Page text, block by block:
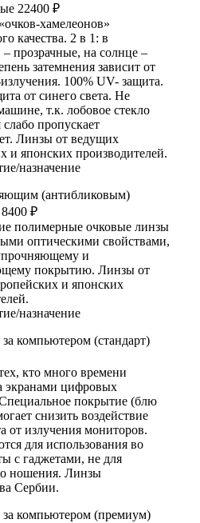
22400 ₽
хамелеонов»
качества. 2 в 1: в
прозрачные, на солнце –
затемнения зависит от
100% UV- защита.
от синего света. Не
т.к. лобовое стекло
пропускает
Линзы от ведущих
и японских производителей.
назначение
(антибликовым)
8400 ₽
полимерные очковые линзы
оптическими свойствами,
и
покрытию. Линзы от
и японских
назначение
компьютером (стандарт)
кто много времени
экранами цифровых
покрытие (блю
снизить воздействие
от излучения мониторов.
для использования во
с гаджетами, не для
ношения. Линзы
Сербии.
за компьютером (премиум)